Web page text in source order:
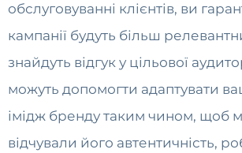
обслуговуванні клієнтів, ви
кампанії будуть більш
знайдуть відгук у цільової
можуть допомогти адаптувати
імідж бренду таким чином, щоб
відчували його автентичність,